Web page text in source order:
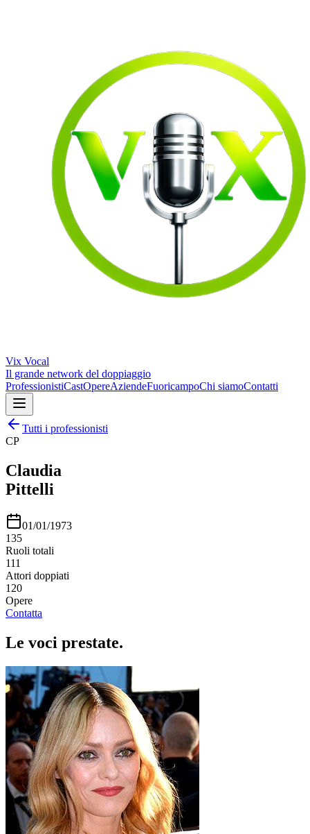
Vix Vocal
Il grande network del doppiaggio
ProfessionistiCastOpereAziendeFuoricampoChi siamoContatti
Tutti i professionisti
CP
Claudia
Pittelli
01/01/1973
135
Ruoli totali
111
Attori doppiati
120
Opere
Contatta
Le voci prestate.